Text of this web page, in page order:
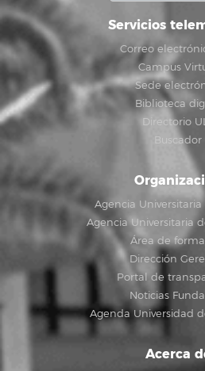
Servicios
Correo
Campus
Sede
Biblioteca
Directorio
Buscador
Agencia
Agencia Universitaria
Área de
Dirección
Portal de
Noticias
Agenda Universidad
Acerca